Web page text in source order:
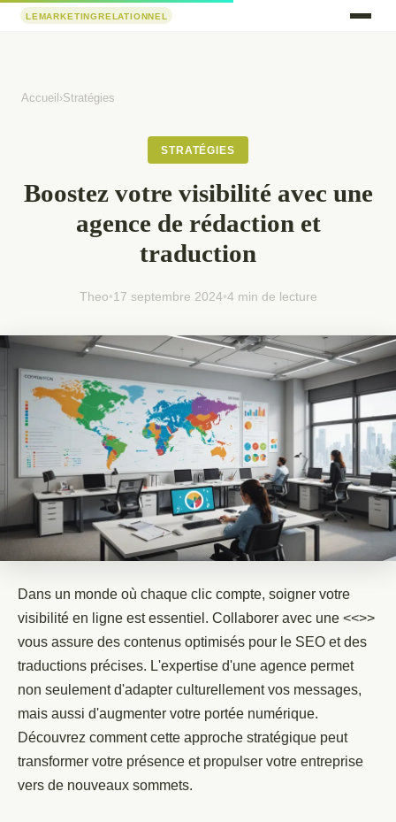
Accueil ›Stratégies
STRATÉGIES
Boostez votre visibilité avec une
agence de rédaction et
traduction
Theo•17 septembre 2024•4 min de lecture
Dans un monde où chaque clic compte, soigner votre
visibilité en ligne est essentiel. Collaborer avec une <<>>
vous assure des contenus optimisés pour le SEO et des
traductions précises. L'expertise d'une agence permet
non seulement d'adapter culturellement vos messages,
mais aussi d'augmenter votre portée numérique.
Découvrez comment cette approche stratégique peut
transformer votre présence et propulser votre entreprise
vers de nouveaux sommets.